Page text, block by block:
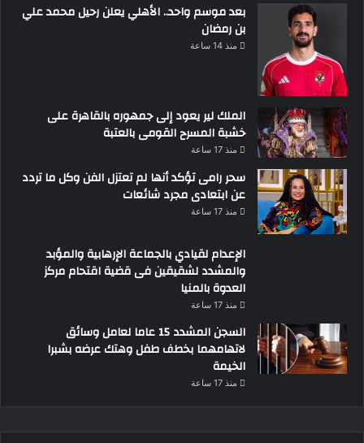
بعد موسم واحد.. الأهلي يعلن رحيل محمد علي
بن رمضان
منذ 14 ساعة
الملك لير يعود إلى جمهوره بالقاهرة على
خشبة المسرح القومى بالعتبة
منذ 17 ساعة
سحر رامى تؤكد أنها لم تعتزل الفن وكل ما تردد
عن ابتعادى مجرد شائعات
منذ 17 ساعة
الإعدام لقيادي بالجماعة الإرهابية والمؤبد
والمشدد لشقيقين فى قضية اقتحام مركز
العدوة بالمنيا
منذ 17 ساعة
السجن المشدد 15 عاما لعامل وسائق
لاتهامهما بخطف طفل وهتك عرضه بشبرا
الخيمة
منذ 17 ساعة